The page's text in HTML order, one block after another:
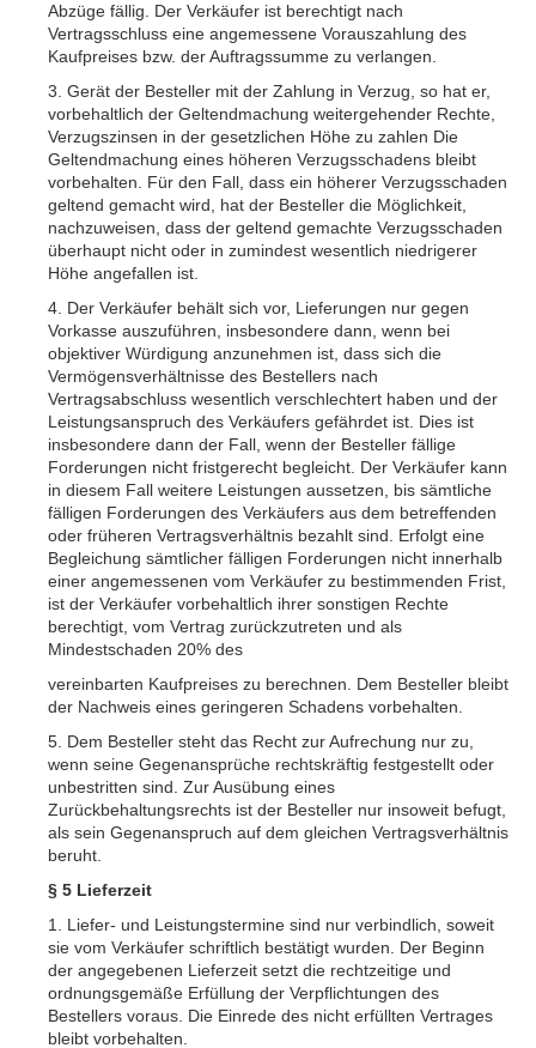
Abzüge fällig. Der Verkäufer ist berechtigt nach
Vertragsschluss eine angemessene Vorauszahlung des
Kaufpreises bzw. der Auftragssumme zu verlangen.
3. Gerät der Besteller mit der Zahlung in Verzug, so hat er,
vorbehaltlich der Geltendmachung weitergehender Rechte,
Verzugszinsen in der gesetzlichen Höhe zu zahlen Die
Geltendmachung eines höheren Verzugsschadens bleibt
vorbehalten. Für den Fall, dass ein höherer Verzugsschaden
geltend gemacht wird, hat der Besteller die Möglichkeit,
nachzuweisen, dass der geltend gemachte Verzugsschaden
überhaupt nicht oder in zumindest wesentlich niedrigerer
Höhe angefallen ist.
4. Der Verkäufer behält sich vor, Lieferungen nur gegen
Vorkasse auszuführen, insbesondere dann, wenn bei
objektiver Würdigung anzunehmen ist, dass sich die
Vermögensverhältnisse des Bestellers nach
Vertragsabschluss wesentlich verschlechtert haben und der
Leistungsanspruch des Verkäufers gefährdet ist. Dies ist
insbesondere dann der Fall, wenn der Besteller fällige
Forderungen nicht fristgerecht begleicht. Der Verkäufer kann
in diesem Fall weitere Leistungen aussetzen, bis sämtliche
fälligen Forderungen des Verkäufers aus dem betreffenden
oder früheren Vertragsverhältnis bezahlt sind. Erfolgt eine
Begleichung sämtlicher fälligen Forderungen nicht innerhalb
einer angemessenen vom Verkäufer zu bestimmenden Frist,
ist der Verkäufer vorbehaltlich ihrer sonstigen Rechte
berechtigt, vom Vertrag zurückzutreten und als
Mindestschaden 20% des
vereinbarten Kaufpreises zu berechnen. Dem Besteller bleibt
der Nachweis eines geringeren Schadens vorbehalten.
5. Dem Besteller steht das Recht zur Aufrechung nur zu,
wenn seine Gegenansprüche rechtskräftig festgestellt oder
unbestritten sind. Zur Ausübung eines
Zurückbehaltungsrechts ist der Besteller nur insoweit befugt,
als sein Gegenanspruch auf dem gleichen Vertragsverhältnis
beruht.
§ 5 Lieferzeit
1. Liefer- und Leistungstermine sind nur verbindlich, soweit
sie vom Verkäufer schriftlich bestätigt wurden. Der Beginn
der angegebenen Lieferzeit setzt die rechtzeitige und
ordnungsgemäße Erfüllung der Verpflichtungen des
Bestellers voraus. Die Einrede des nicht erfüllten Vertrages
bleibt vorbehalten.